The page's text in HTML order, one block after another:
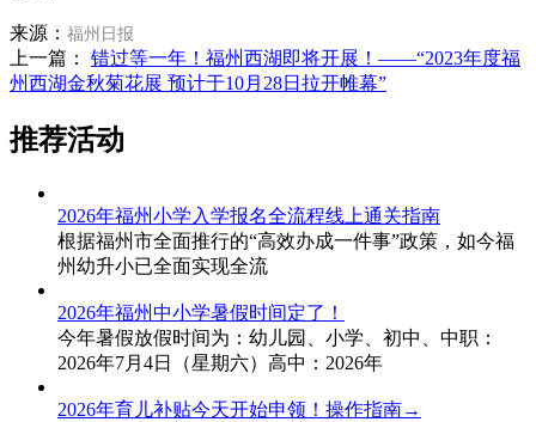
来源： 福州日报
上一篇：
错过等一年！福州西湖即将开展！——“2023年度福
州西湖金秋菊花展 预计于10月28日拉开帷幕”
推荐活动
2026年福州小学入学报名全流程线上通关指南
根据福州市全面推行的“高效办成一件事”政策，如今福
州幼升小已全面实现全流
2026年福州中小学暑假时间定了！
今年暑假放假时间为：幼儿园、小学、初中、中职：
2026年7月4日（星期六）高中：2026年
2026年育儿补贴今天开始申领！操作指南→